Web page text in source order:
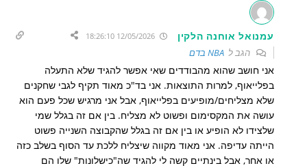
עמנואל אוחנה הלקין 12/05/2026 18:26:10
הגב לNBA בדם
אני חושב שהוא מהבודדים שאי אפשר להגיד שלא התעלה
בפלייאוף, למרות התוצאות. אני בד"כ מאוד תקיף לגבי שחקנים
שלא מצליחים/מופיעים בפלייאוף, אבל אני מרגיש שכל פעם הוא
עושה את המקסימום ופשוט לא מצליח. בין אם זה בגלל שמי
שלצידו לא הופיע או בין אם זה בגלל שהקבוצה השנייה פשוט
הייתה עדיפה. אני מאוד מקווה שיצליח ללכת עד הסוף בשלב כזה
או אחר, אבל בינתיים קשה לי להגיד שה"כישלונות" שלו הם